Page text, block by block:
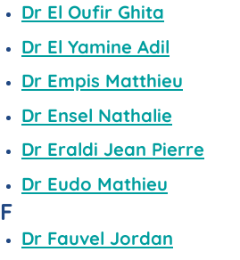
Dr El Oufir Ghita
Dr El Yamine Adil
Dr Empis Matthieu
Dr Ensel Nathalie
Dr Eraldi Jean Pierre
Dr Eudo Mathieu
F
Dr Fauvel Jordan